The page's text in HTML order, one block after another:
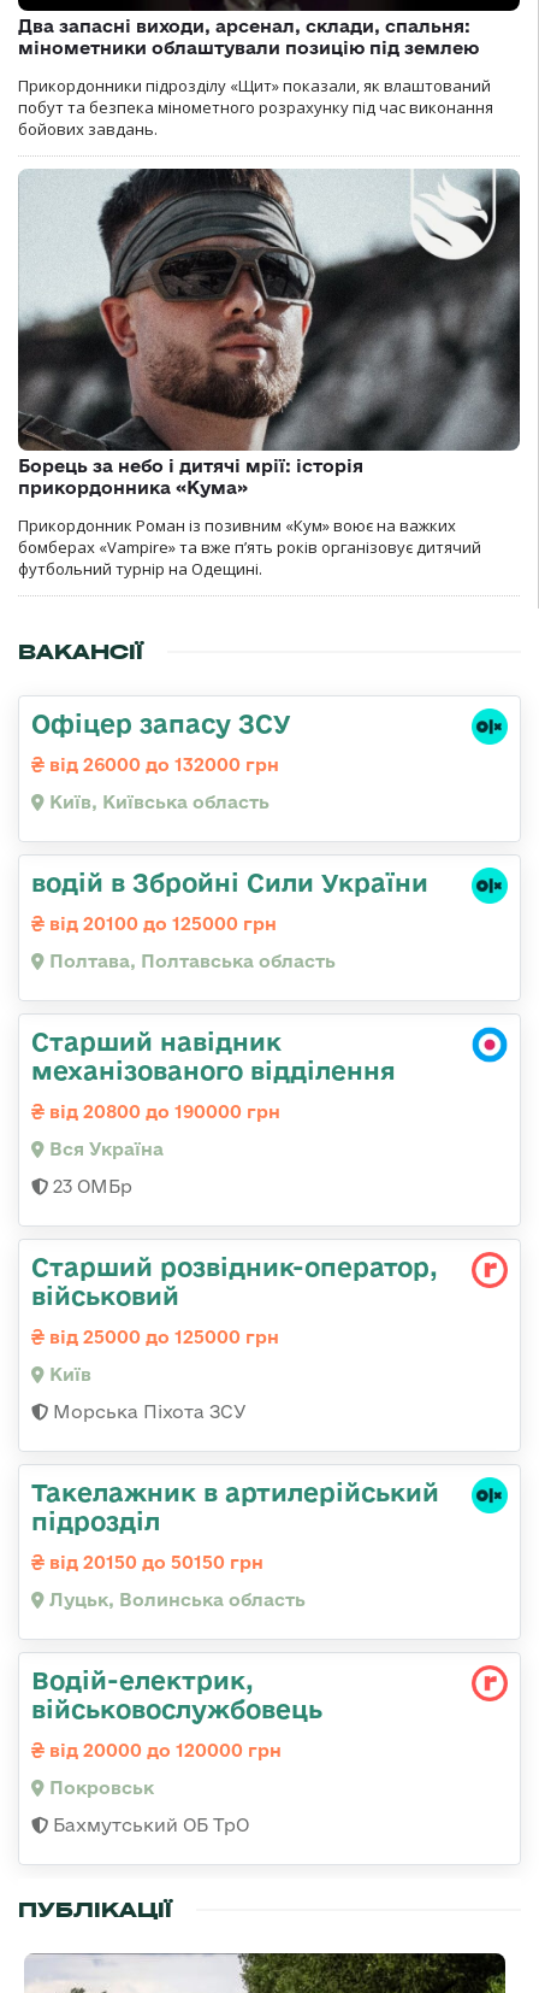
Два запасні виходи, арсенал, склади, спальня:
мінометники облаштували позицію під землею
Прикордонники підрозділу «Щит» показали, як влаштований
побут та безпека мінометного розрахунку під час виконання
бойових завдань.
Борець за небо і дитячі мрії: історія
прикордонника «Кума»
Прикордонник Роман із позивним «Кум» воює на важких
бомберах «Vampire» та вже п’ять років організовує дитячий
футбольний турнір на Одещині.
ВАКАНСІЇ
Офіцер запасу ЗСУ
від 26000 до 132000 грн
Київ, Київська область
водій в Збройні Сили України
від 20100 до 125000 грн
Полтава, Полтавська область
Старший навідник
механізованого відділення
від 20800 до 190000 грн
Вся Україна
23 ОМБр
Стаpший pозвідник-опеpатоp,
військовий
від 25000 до 125000 грн
Київ
Морська Піхота ЗСУ
Такелажник в артилерійський
підрозділ
від 20150 до 50150 грн
Луцьк, Волинська область
Водій-електрик,
військовослужбовець
від 20000 до 120000 грн
Покровськ
Бахмутський ОБ ТрО
ПУБЛІКАЦІЇ